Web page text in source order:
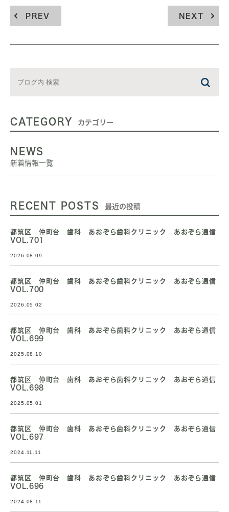
PREV NEXT
CATEGORY カテゴリー
NEWS
新着情報一覧
RECENT POSTS 最近の投稿
都筑区 仲町台 歯科 あおぞら歯科クリニック あおぞら通信
VOL.701
2026.08.09
都筑区 仲町台 歯科 あおぞら歯科クリニック あおぞら通信
VOL.700
2026.05.02
都筑区 仲町台 歯科 あおぞら歯科クリニック あおぞら通信
VOL.699
2025.08.10
都筑区 仲町台 歯科 あおぞら歯科クリニック あおぞら通信
VOL.698
2025.05.01
都筑区 仲町台 歯科 あおぞら歯科クリニック あおぞら通信
VOL.697
2024.11.11
都筑区 仲町台 歯科 あおぞら歯科クリニック あおぞら通信
VOL.696
2024.08.11